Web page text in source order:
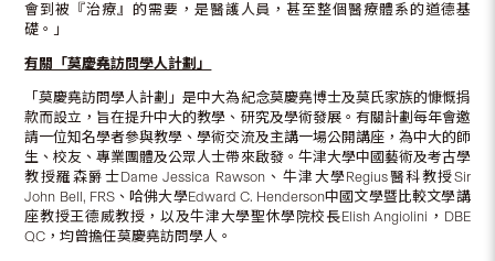
會到被『治療』的需要，是醫護人員，甚至整個醫療體系的道德基
礎。」
有關「莫慶堯訪問學人計劃」
「莫慶堯訪問學人計劃」是中大為紀念莫慶堯博士及莫氏家族的慷慨捐
款而設立，旨在提升中大的教學、研究及學術發展。有關計劃每年會邀
請一位知名學者參與教學、學術交流及主講一場公開講座，為中大的師
生、校友、專業團體及公眾人士帶來啟發。牛津大學中國藝術及考古學
教授羅森爵士Dame Jessica Rawson、牛津大學Regius醫科教授Sir
John Bell, FRS、哈佛大學Edward C. Henderson中國文學暨比較文學講
座教授王德威教授，以及牛津大學聖休學院校長Elish Angiolini，DBE
QC，均曾擔任莫慶堯訪問學人。